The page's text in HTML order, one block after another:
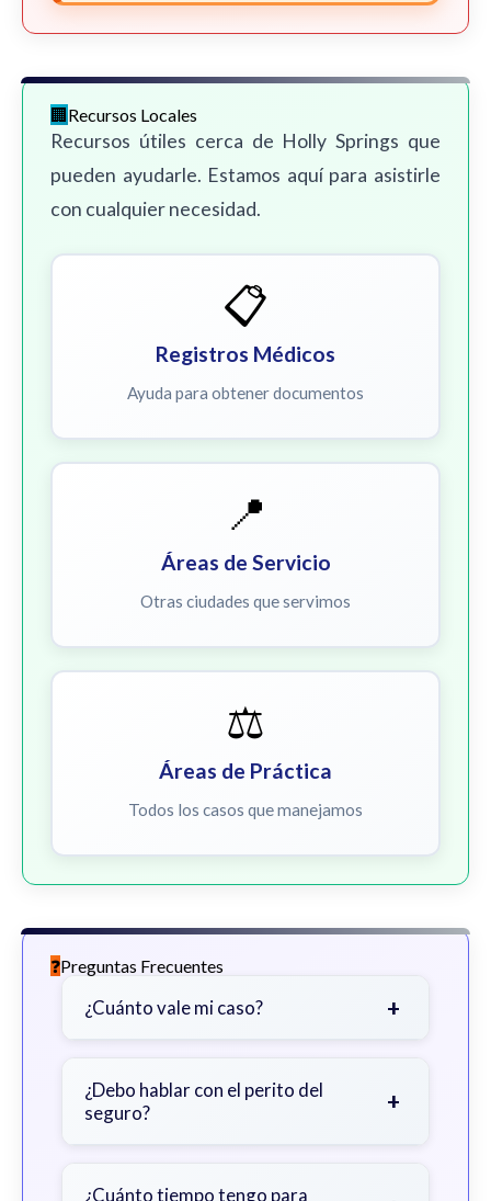
Recursos Locales
Recursos útiles cerca de Holly Springs que
pueden ayudarle. Estamos aquí para asistirle
con cualquier necesidad.
📋
Registros Médicos
Ayuda para obtener documentos
📍
Áreas de Servicio
Otras ciudades que servimos
⚖️
Áreas de Práctica
Todos los casos que manejamos
Preguntas Frecuentes
¿Cuánto vale mi caso? +
gravedad de sus lesiones, facturas
médicas, tiempo fuera del trabajo y
¿Debo hablar con el perito del
seguro?
+
primero con un abogado para evitar
¿Cuánto tiempo tengo para